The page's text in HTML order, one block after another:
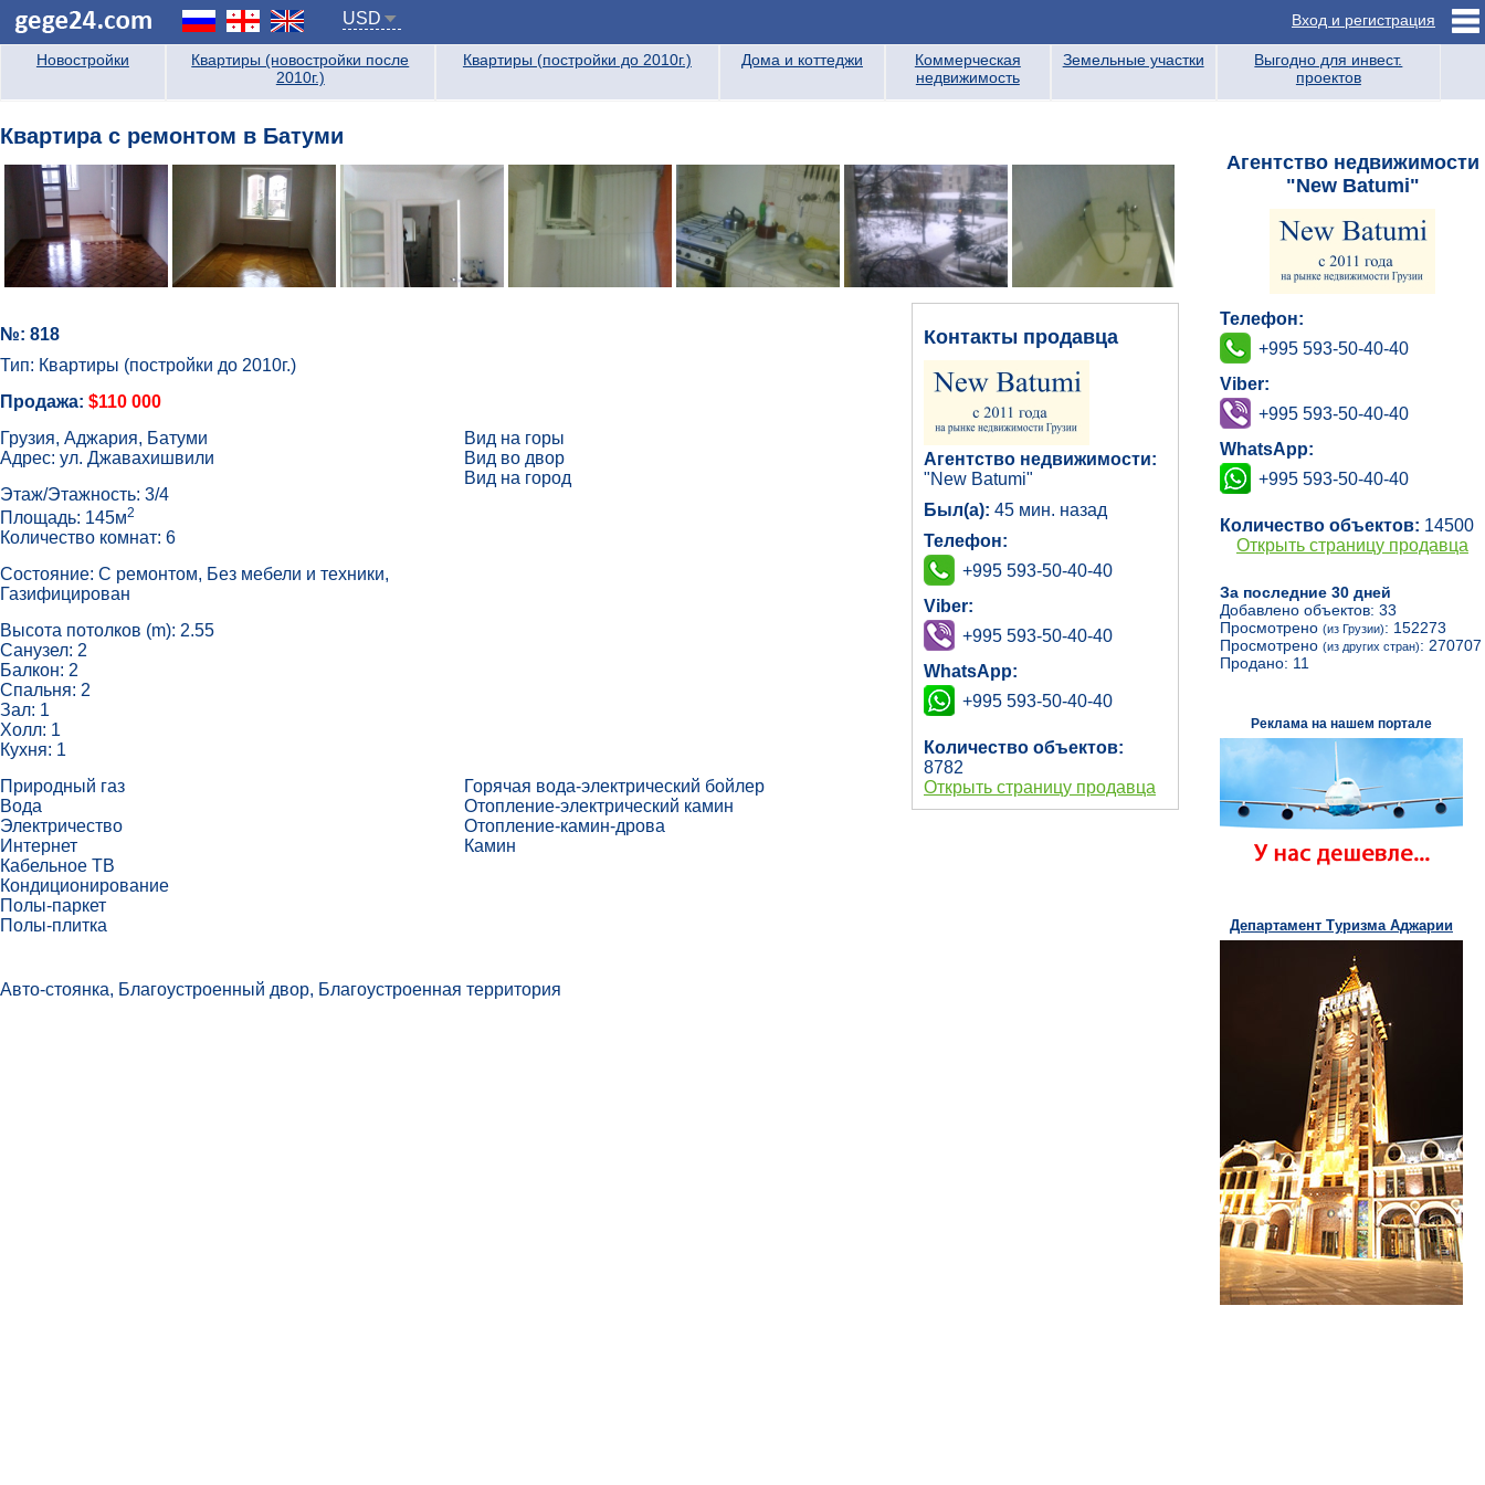
USD Вход и регистрация
Новостройки
Квартиры (новостройки после
2010г.)
Квартиры (постройки до 2010г.) Дома и коттеджи
Коммерческая
недвижимость
Земельные участки
Выгодно для инвест.
проектов
Квартира с ремонтом в Батуми
№: 818
Тип: Квартиры (постройки до 2010г.)
Продажа: $110 000
Грузия, Аджария, Батуми
Адрес: ул. Джавахишвили
Этаж/Этажность: 3/4
Площадь: 145м2
Количество комнат: 6
Состояние: С ремонтом, Без мебели и техники,
Газифицирован
Высота потолков (m): 2.55
Санузел: 2
Балкон: 2
Спальня: 2
Зал: 1
Холл: 1
Кухня: 1
Вид на горы
Вид во двор
Вид на город
Природный газ
Вода
Электричество
Интернет
Кабельное ТВ
Кондиционирование
Полы-паркет
Полы-плитка
Горячая вода-электрический бойлер
Отопление-электрический камин
Отопление-камин-дрова
Камин
Контакты продавца
Агентство недвижимости:
"New Batumi"
Был(а): 45 мин. назад
Телефон:
+995 593-50-40-40
Viber:
+995 593-50-40-40
WhatsApp:
+995 593-50-40-40
Количество объектов:
8782
Открыть страницу продавца
Авто-стоянка, Благоустроенный двор, Благоустроенная территория
Агентство недвижимости
"New Batumi"
Телефон:
+995 593-50-40-40
Viber:
+995 593-50-40-40
WhatsApp:
+995 593-50-40-40
Количество объектов: 14500
Открыть страницу продавца
За последние 30 дней
Добавлено объектов: 33
Просмотрено (из Грузии): 152273
Просмотрено (из других стран): 270707
Продано: 11
Реклама на нашем портале
Департамент Туризма Аджарии